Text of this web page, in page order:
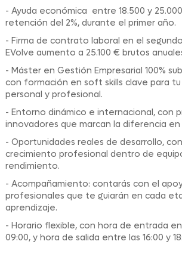
- Ayuda económica entre 18.500 y
retención del 2%, durante el primer año.
- Firma de contrato laboral en el
EVolve aumento a 25.100 € brutos
- Máster en Gestión Empresarial 100%
con formación en soft skills clave para
personal y profesional.
- Entorno dinámico e internacional, con
innovadores que marcan la diferencia en
- Oportunidades reales de desarrollo,
crecimiento profesional dentro de
rendimiento.
- Acompañamiento: contarás con el
profesionales que te guiarán en cada
aprendizaje.
- Horario flexible, con hora de entrada
09:00, y hora de salida entre las 16:00 y